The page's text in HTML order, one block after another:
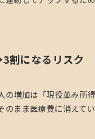
割になるリスク
の増加は「現役並み所
まま医療費に消えて